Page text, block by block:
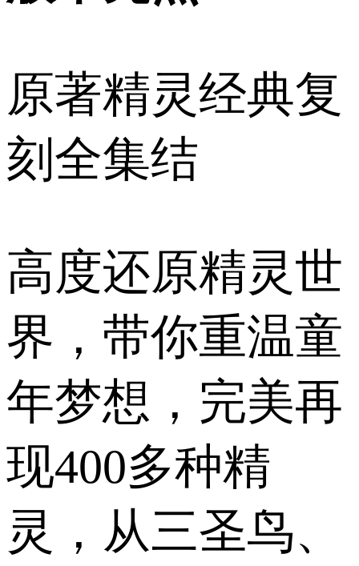
原著精灵经典复
刻全集结
高度还原精灵世
界，带你重温童
年梦想，完美再
现400多种精
灵，从三圣鸟、